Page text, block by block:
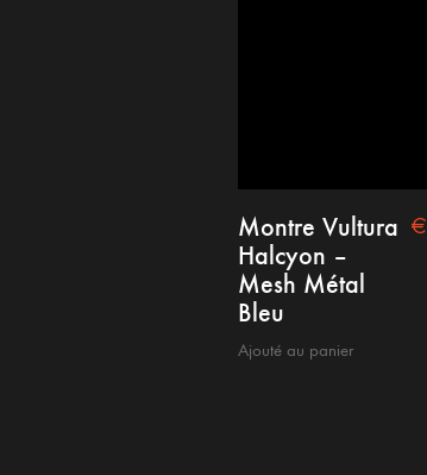
Montre Vultura
Halcyon –
Mesh Métal
Bleu
Ajouté au panier
€